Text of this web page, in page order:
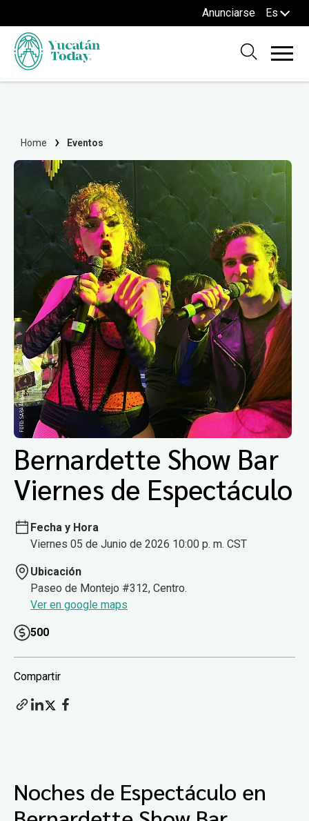
Anunciarse Es
Home Eventos
Bernardette Show Bar
Viernes de Espectáculo
Fecha y Hora
Viernes 05 de Junio de 2026 10:00 p. m. CST
Ubicación
Paseo de Montejo #312, Centro.
Ver en google maps
500
Compartir
Noches de Espectáculo en